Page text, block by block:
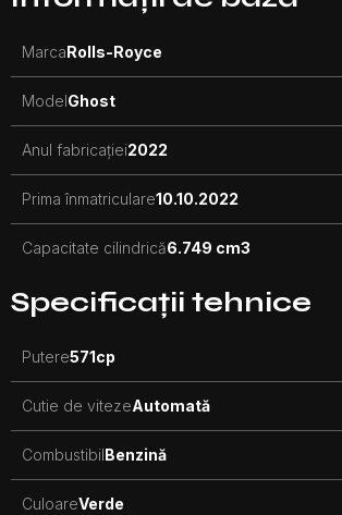
MarcaRolls-Royce
ModelGhost
Anul fabricației2022
Prima înmatriculare10.10.2022
Capacitate cilindrică6.749 cm3
Specificații tehnice
Putere571cp
Cutie de vitezeAutomată
CombustibilBenzină
CuloareVerde